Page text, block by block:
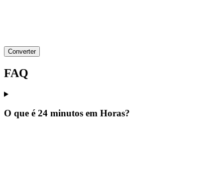
Converter
FAQ
O que é 24 minutos em Horas?